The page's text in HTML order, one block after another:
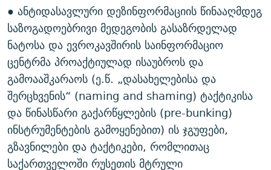
● ანტიდასავლური დეზინფორმაციის წინააღმდეგ
საზოგადოებრივი მედეგობის გასაზრდელად
ნატოსა და ევროკავშირის საინფორმაციო
ცენტრმა პროაქტიულად ისაუბროს და
გამოააშკარაოს (ე.წ. „დასახელებისა და
შერცხვენის“ (naming and shaming) ტაქტიკისა
და წინასწარი გაქარწყლების (pre-bunking)
ინსტრუმენტების გამოყენებით) ის ჯგუფები,
გზავნილები და ტაქტიკები, რომლითაც
საქართველოში რუსეთის მტრული